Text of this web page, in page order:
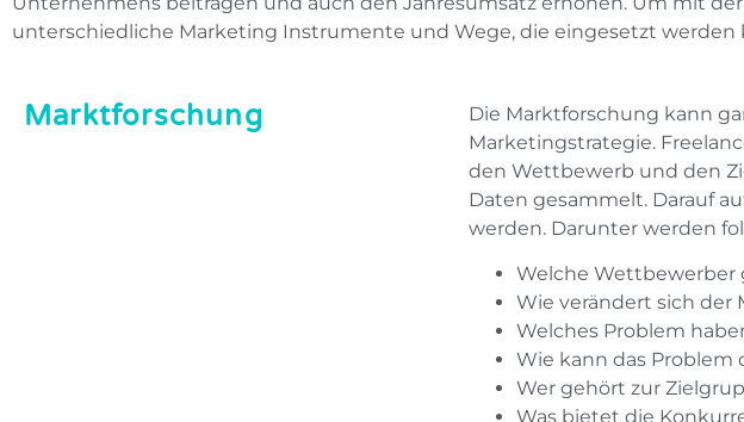
unterschiedliche Marketing Instrumente und Wege, die eingesetzt werden
Marktforschung
Die Marktforschung kann
Marketingstrategie.
den Wettbewerb und den
Daten gesammelt. Darauf
werden. Darunter werden
Welche Wettbewerber
Wie verändert sich der
Welches Problem
Wie kann das Problem
Wer gehört zur
Was bietet die